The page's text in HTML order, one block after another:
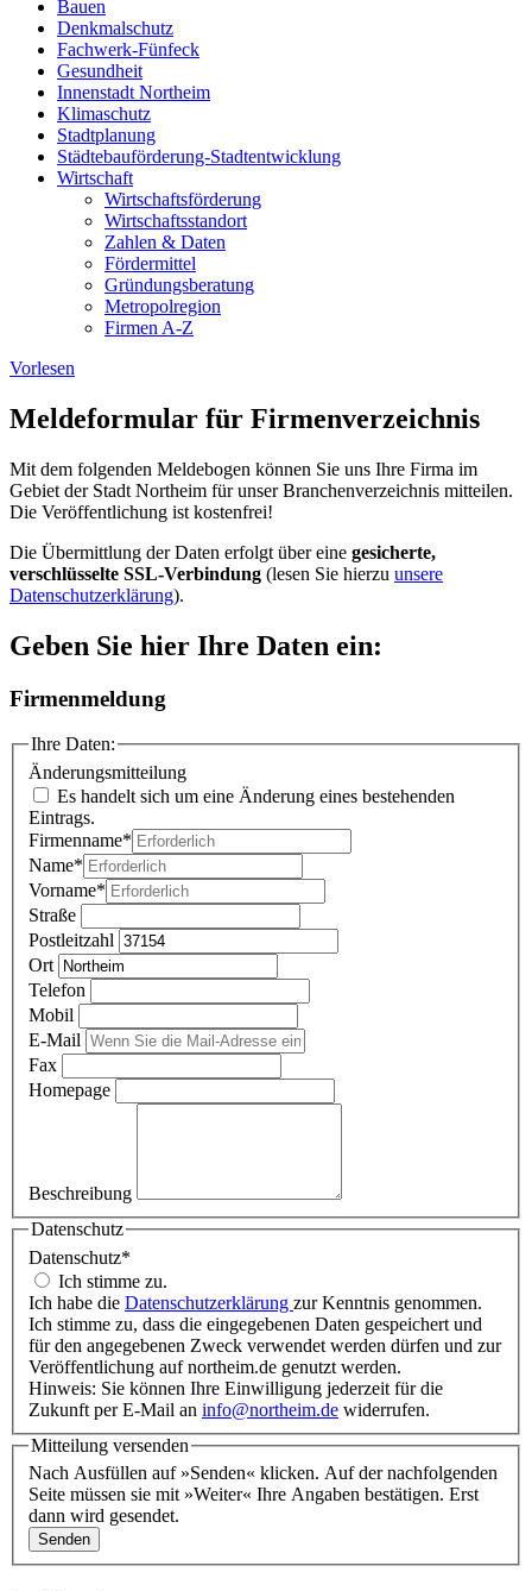
Bauen
Denkmalschutz
Fachwerk-Fünfeck
Gesundheit
Innenstadt Northeim
Klimaschutz
Stadtplanung
Städtebauförderung-Stadtentwicklung
Wirtschaft
Wirtschaftsförderung
Wirtschaftsstandort
Zahlen & Daten
Fördermittel
Gründungsberatung
Metropolregion
Firmen A-Z
Vorlesen
Meldeformular für Firmenverzeichnis
Mit dem folgenden Meldebogen können Sie uns Ihre Firma im
Gebiet der Stadt Northeim für unser Branchenverzeichnis mitteilen.
Die Veröffentlichung ist kostenfrei!
Die Übermittlung der Daten erfolgt über eine gesicherte,
verschlüsselte SSL-Verbindung (lesen Sie hierzu unsere
Datenschutzerklärung).
Geben Sie hier Ihre Daten ein:
Firmenmeldung
Ihre Daten:
Änderungsmitteilung
Eintrags.
Firmenname*
Name*
Vorname*
Straße
Postleitzahl
Ort
Telefon
Mobil
E-Mail
Fax
Homepage
Beschreibung
Datenschutz
Datenschutz*
Ich stimme zu.
Ich habe die Datenschutzerklärung zur Kenntnis genommen.
Ich stimme zu, dass die eingegebenen Daten gespeichert und
für den angegebenen Zweck verwendet werden dürfen und zur
Veröffentlichung auf northeim.de genutzt werden.
Hinweis: Sie können Ihre Einwilligung jederzeit für die
Zukunft per E-Mail an info@northeim.de widerrufen.
Mitteilung versenden
Nach Ausfüllen auf »Senden« klicken. Auf der nachfolgenden
Seite müssen sie mit »Weiter« Ihre Angaben bestätigen. Erst
dann wird gesendet.